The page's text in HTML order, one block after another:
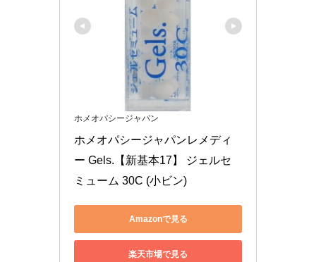
ホメオパシージャパン
ホメオパシージャパンレメディ
ー Gels.【新基本17】 ジェルセ
ミューム 30C (小ビン)
Amazonで見る
楽天市場で見る